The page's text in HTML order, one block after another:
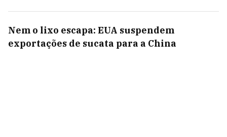
Nem o lixo escapa: EUA suspendem
exportações de sucata para a China